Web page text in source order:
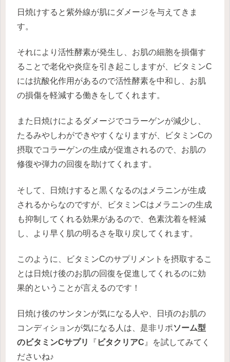
日焼けすると紫外線が肌にダメージを与えてきま
す。
それにより活性酵素が発生し、お肌の細胞を損傷す
ることで老化や炎症を引き起こしますが、ビタミンC
には抗酸化作用があるので活性酵素を中和し、お肌
の損傷を軽減する働きをしてくれます。
また日焼けによるダメージでコラーゲンが減少し、
たるみやしわができやすくなりますが、ビタミンCの
摂取でコラーゲンの生成が促進されるので、お肌の
修復や弾力の回復を助けてくれます。
そして、日焼けすると黒くなるのはメラニンが生成
されるからなのですが、ビタミンCはメラニンの生成
も抑制してくれる効果があるので、色素沈着を軽減
し、より早く肌の明るさを取り戻してくれます。
このように、ビタミンCのサプリメントを摂取するこ
とは日焼け後のお肌の回復を促進してくれるのに効
果的ということが言えるのです！
日焼け後のサンタンが気になる人や、日頃のお肌の
コンディションが気になる人は、是非リポソーム型
のビタミンCサプリ
『 ビタクリアC』を試してみてく
ださいね♪